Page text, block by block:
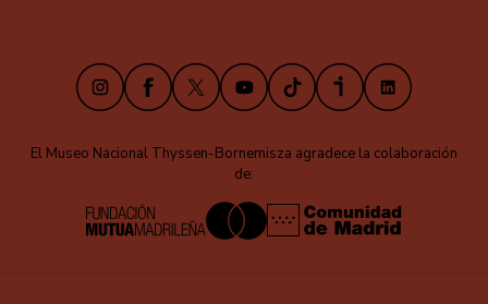
InstagramFacebook
X YoutubeTikTokiVooxLinkedIn
El Museo Nacional Thyssen-Bornemisza agradece la colaboración
de: